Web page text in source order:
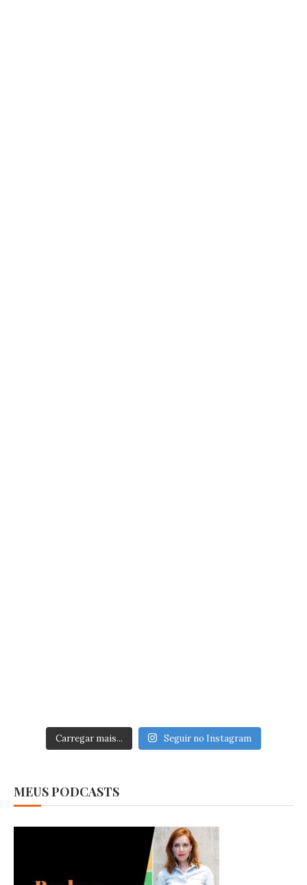
Carregar mais... Seguir no Instagram
MEUS PODCASTS